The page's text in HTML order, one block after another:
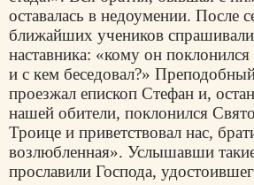
оставалась в недоумении. После
ближайших учеников спрашивали
наставника: «кому он
и с кем беседовал?»
проезжал епископ Стефан и,
нашей обители, поклонился
Троице и приветствовал нас,
возлюбленная». Услышавши
прославили Господа,